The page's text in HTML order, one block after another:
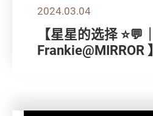
2024.03.04
【星星的选择 ⭐💬｜
Frankie@MIRROR 】